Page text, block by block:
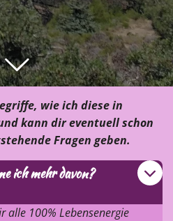
wie ich diese in
kann dir eventuell schon
Fragen geben.
ich mehr davon?
alle 100% Lebensenergie